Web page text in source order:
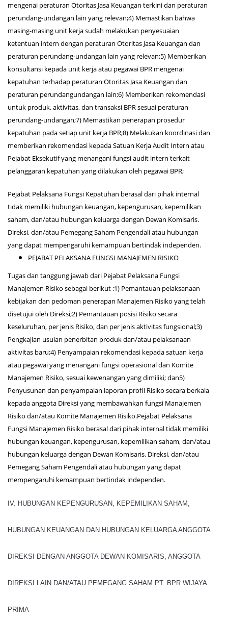
mengenai peraturan Otoritas Jasa Keuangan terkini dan peraturan
perundang-undangan lain yang relevan;4) Memastikan bahwa
masing-masing unit kerja sudah melakukan penyesuaian
ketentuan intern dengan peraturan Otoritas Jasa Keuangan dan
peraturan perundang-undangan lain yang relevan;5) Memberikan
konsultansi kepada unit kerja atau pegawai BPR mengenai
kepatuhan terhadap peraturan Otoritas Jasa Keuangan dan
peraturan perundangundangan lain;6) Memberikan rekomendasi
untuk produk, aktivitas, dan transaksi BPR sesuai peraturan
perundang-undangan;7) Memastikan penerapan prosedur
kepatuhan pada setiap unit kerja BPR;8) Melakukan koordinasi dan
memberikan rekomendasi kepada Satuan Kerja Audit Intern atau
Pejabat Eksekutif yang menangani fungsi audit intern terkait
pelanggaran kepatuhan yang dilakukan oleh pegawai BPR;
Pejabat Pelaksana Fungsi Kepatuhan berasal dari pihak internal
tidak memiliki hubungan keuangan, kepengurusan, kepemilikan
saham, dan/atau hubungan keluarga dengan Dewan Komisaris.
Direksi, dan/atau Pemegang Saham Pengendali atau hubungan
yang dapat mempengaruhi kemampuan bertindak independen.
PEJABAT PELAKSANA FUNGSI MANAJEMEN RISIKO
Tugas dan tanggung jawab dari Pejabat Pelaksana Fungsi
Manajemen Risiko sebagai berikut :1) Pemantauan pelaksanaan
kebijakan dan pedoman penerapan Manajemen Risiko yang telah
disetujui oleh Direksi;2) Pemantauan posisi Risiko secara
keseluruhan, per jenis Risiko, dan per jenis aktivitas fungsional;3)
Pengkajian usulan penerbitan produk dan/atau pelaksanaan
aktivitas baru;4) Penyampaian rekomendasi kepada satuan kerja
atau pegawai yang menangani fungsi operasional dan Komite
Manajemen Risiko, sesuai kewenangan yang dimiliki; dan5)
Penyusunan dan penyampaian laporan profil Risiko secara berkala
kepada anggota Direksi yang membawahkan fungsi Manajemen
Risiko dan/atau Komite Manajemen Risiko.Pejabat Pelaksana
Fungsi Manajemen Risiko berasal dari pihak internal tidak memiliki
hubungan keuangan, kepengurusan, kepemilikan saham, dan/atau
hubungan keluarga dengan Dewan Komisaris. Direksi, dan/atau
Pemegang Saham Pengendali atau hubungan yang dapat
mempengaruhi kemampuan bertindak independen.
IV. HUBUNGAN KEPENGURUSAN, KEPEMILIKAN SAHAM,
HUBUNGAN KEUANGAN DAN HUBUNGAN KELUARGA ANGGOTA
DIREKSI DENGAN ANGGOTA DEWAN KOMISARIS, ANGGOTA
DIREKSI LAIN DAN/ATAU PEMEGANG SAHAM PT. BPR WIJAYA
PRIMA